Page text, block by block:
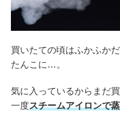
買いたての頃はふかふか
たんこに…。
気に入っているからまだ
一度スチームアイロンで